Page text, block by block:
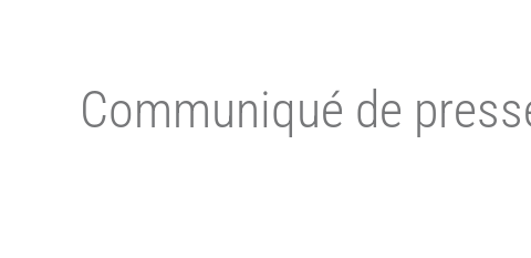
Communiqué de